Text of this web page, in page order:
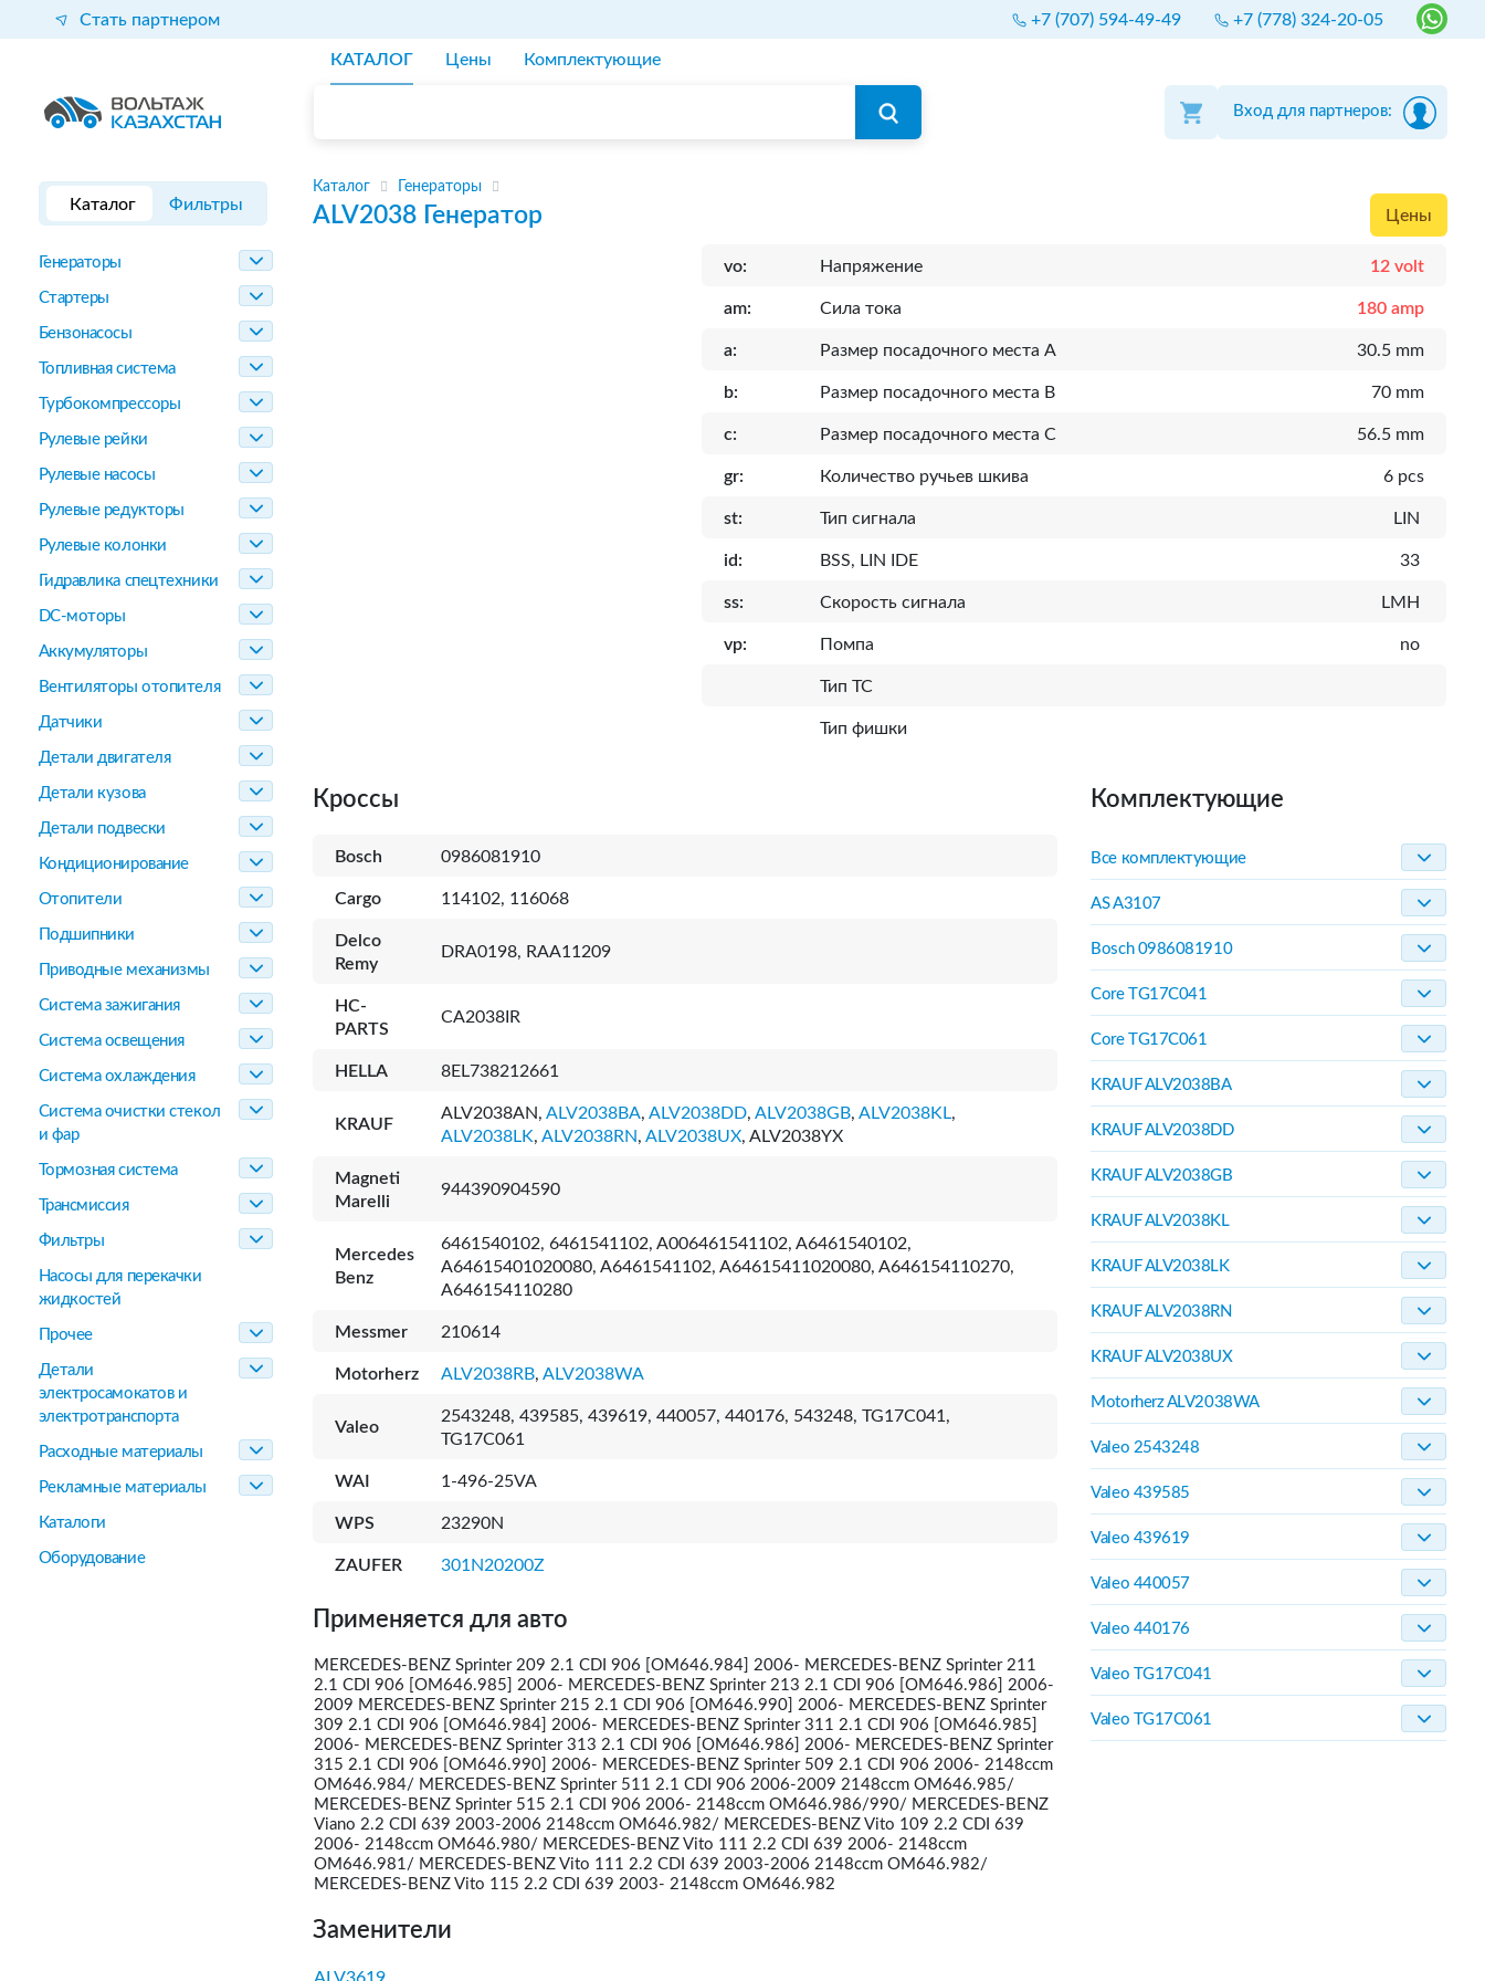
Стать партнером +7 (707) 594-49-49 +7 (778) 324-20-05
КАТАЛОГ Цены Комплектующие
Вход для партнеров:
Каталог Фильтры
Генераторы
Стартеры
Бензонасосы
Топливная система
Турбокомпрессоры
Рулевые рейки
Рулевые насосы
Рулевые редукторы
Рулевые колонки
Гидравлика спецтехники
DC-моторы
Аккумуляторы
Вентиляторы отопителя
Датчики
Детали двигателя
Детали кузова
Детали подвески
Кондиционирование
Отопители
Подшипники
Приводные механизмы
Система зажигания
Система освещения
Система охлаждения
Система очистки стекол
и фар
Тормозная система
Трансмиссия
Фильтры
Насосы для перекачки
жидкостей
Прочее
Детали
электросамокатов и
электротранспорта
Расходные материалы
Рекламные материалы
Каталоги
Оборудование
Каталог Генераторы
ALV2038 Генератор Цены
vo: Напряжение 12 volt
am: Сила тока 180 amp
a: Размер посадочного места A 30.5 mm
b: Размер посадочного места B 70 mm
c: Размер посадочного места C 56.5 mm
gr: Количество ручьев шкива 6 pcs
st: Тип сигнала LIN
id: BSS, LIN IDE 33
ss: Скорость сигнала LMH
vp: Помпа no
Тип ТС
Тип фишки
Кроссы
Bosch 0986081910
Cargo 114102, 116068
Delco
Remy
DRA0198, RAA11209
HC-
PARTS
CA2038IR
HELLA 8EL738212661
KRAUF
ALV2038AN, ALV2038BA, ALV2038DD, ALV2038GB, ALV2038KL,
ALV2038LK, ALV2038RN, ALV2038UX, ALV2038YX
Magneti
Marelli
944390904590
Mercedes
Benz
6461540102, 6461541102, A006461541102, A6461540102,
A64615401020080, A6461541102, A64615411020080, A646154110270,
A646154110280
Messmer 210614
Motorherz ALV2038RB, ALV2038WA
Valeo
2543248, 439585, 439619, 440057, 440176, 543248, TG17C041,
TG17C061
WAI 1-496-25VA
WPS 23290N
ZAUFER 301N20200Z
Применяется для авто
MERCEDES-BENZ Sprinter 209 2.1 CDI 906 [OM646.984] 2006- MERCEDES-BENZ Sprinter 211
2.1 CDI 906 [OM646.985] 2006- MERCEDES-BENZ Sprinter 213 2.1 CDI 906 [OM646.986] 2006-
2009 MERCEDES-BENZ Sprinter 215 2.1 CDI 906 [OM646.990] 2006- MERCEDES-BENZ Sprinter
309 2.1 CDI 906 [OM646.984] 2006- MERCEDES-BENZ Sprinter 311 2.1 CDI 906 [OM646.985]
2006- MERCEDES-BENZ Sprinter 313 2.1 CDI 906 [OM646.986] 2006- MERCEDES-BENZ Sprinter
315 2.1 CDI 906 [OM646.990] 2006- MERCEDES-BENZ Sprinter 509 2.1 CDI 906 2006- 2148ccm
OM646.984/ MERCEDES-BENZ Sprinter 511 2.1 CDI 906 2006-2009 2148ccm OM646.985/
MERCEDES-BENZ Sprinter 515 2.1 CDI 906 2006- 2148ccm OM646.986/990/ MERCEDES-BENZ
Viano 2.2 CDI 639 2003-2006 2148ccm OM646.982/ MERCEDES-BENZ Vito 109 2.2 CDI 639
2006- 2148ccm OM646.980/ MERCEDES-BENZ Vito 111 2.2 CDI 639 2006- 2148ccm
OM646.981/ MERCEDES-BENZ Vito 111 2.2 CDI 639 2003-2006 2148ccm OM646.982/
MERCEDES-BENZ Vito 115 2.2 CDI 639 2003- 2148ccm OM646.982
Заменители
Комплектующие
Все комплектующие
AS A3107
Bosch 0986081910
Core TG17C041
Core TG17C061
KRAUF ALV2038BA
KRAUF ALV2038DD
KRAUF ALV2038GB
KRAUF ALV2038KL
KRAUF ALV2038LK
KRAUF ALV2038RN
KRAUF ALV2038UX
Motorherz ALV2038WA
Valeo 2543248
Valeo 439585
Valeo 439619
Valeo 440057
Valeo 440176
Valeo TG17C041
Valeo TG17C061